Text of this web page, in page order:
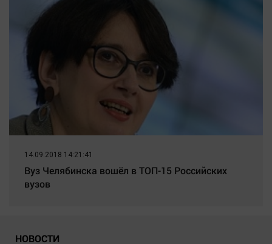
14.09.2018 14:21:41
Вуз Челябинска вошёл в ТОП-15 Российских
вузов
НОВОСТИ